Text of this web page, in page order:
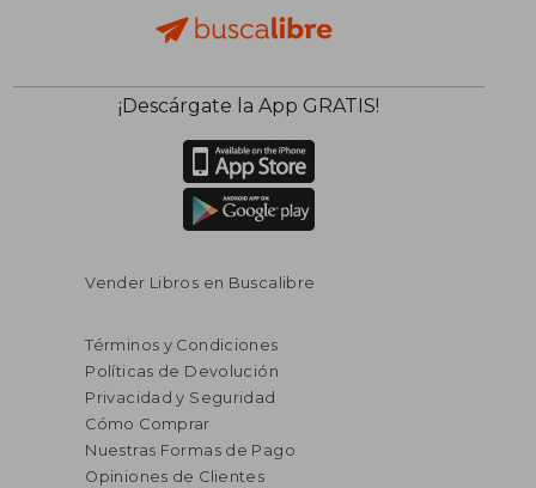
¡Descárgate la App GRATIS!
Vender Libros en Buscalibre
Términos y Condiciones
Políticas de Devolución
Privacidad y Seguridad
Cómo Comprar
Nuestras Formas de Pago
Opiniones de Clientes